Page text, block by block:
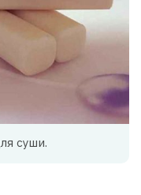
суши.